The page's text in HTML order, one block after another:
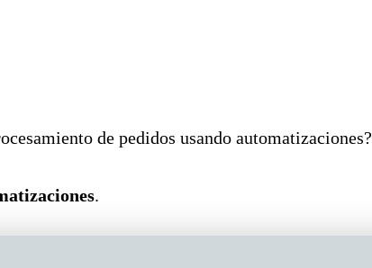
de pedidos usando automatizaciones?
.